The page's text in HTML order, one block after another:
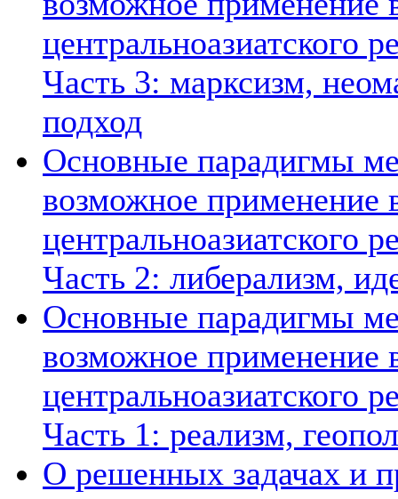
центральноазиатского
Часть 3: марксизм,
подход
Основные парадигмы
возможное применение
центральноазиатского
Часть 2: либерализм,
Основные парадигмы
возможное применение
центральноазиатского
Часть 1: реализм,
О решенных задачах и